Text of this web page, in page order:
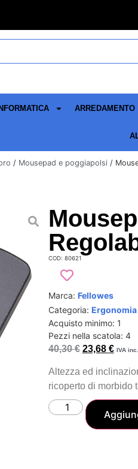
INFORMATICA ARREDAMENTO
/ Mousepad e poggiapolsi /
COD: 80621
Marca: Fellowes
Categoria:
Acquisto minimo: 1
Pezzi nella scatola: 4
40,30€ 23,68 € IVA inc.
Altezza ed
ricoperto di morbido